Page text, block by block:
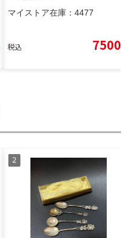
マイストア在庫： 4477
税込 7500